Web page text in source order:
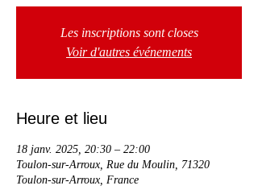
Les inscriptions sont closes
Voir d'autres événements
Heure et lieu
18 janv. 2025, 20:30 – 22:00
Toulon-sur-Arroux, Rue du Moulin, 71320
Toulon-sur-Arroux, France